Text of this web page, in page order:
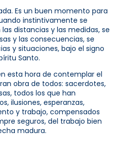
Es un buen momento para
instintivamente se
distancias y las medidas, se
y las consecuencias, se
y situaciones, bajo el signo
Santo.
esta hora de contemplar el
obra de todos: sacerdotes,
todos los que han
ilusiones, esperanzas,
y trabajo, compensados
seguros, del trabajo bien
madura.